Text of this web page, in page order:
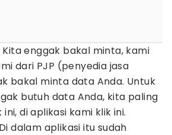
Kita enggak bakal minta, kami
dari PJP (penyedia jasa
bakal minta data Anda. Untuk
butuh data Anda, kita paling
ini, di aplikasi kami klik ini.
dalam aplikasi itu sudah